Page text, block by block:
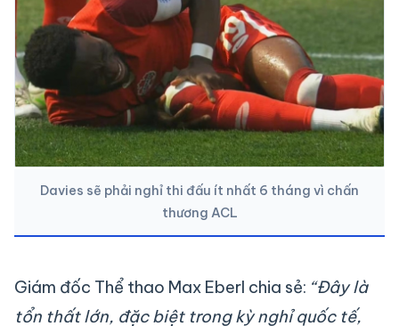
Davies sẽ phải nghỉ thi đấu ít nhất 6 tháng vì chấn
thương ACL
Giám đốc Thể thao Max Eberl chia sẻ: “Đây là
tổn thất lớn, đặc biệt trong kỳ nghỉ quốc tế,